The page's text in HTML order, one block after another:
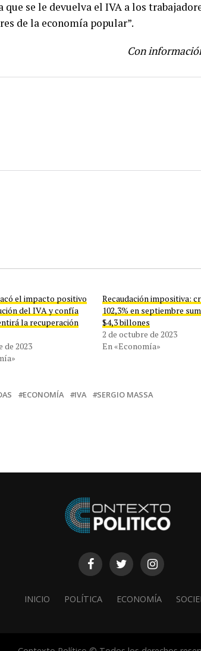
se le devuelva el IVA a los
de la economía popular”.
Con
el impacto positivo
del IVA y confía
la recuperación
de 2023
Recaudación impositiva:
102,3% en septiembre
$4,3 billones
2 de octubre de 2023
En «Economía»
ECONOMÍA IVA SERGIO MASSA
INICIO POLÍTICA ECONOMÍA